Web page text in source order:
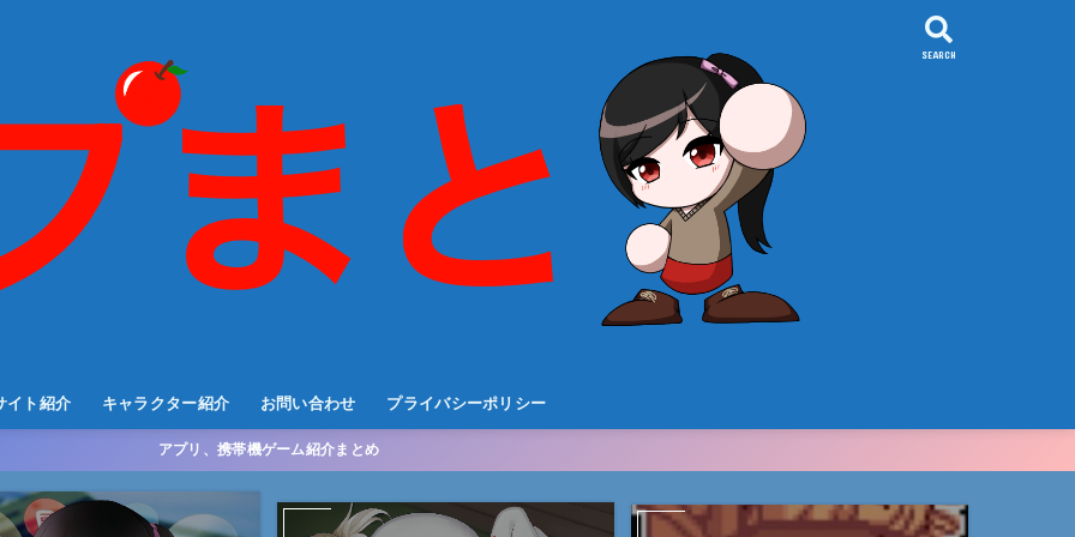
イト紹介 キャラクター紹介 お問い合わせ プライバシーポリシー
SEARCH
アプリ、携帯機ゲーム紹介まとめ